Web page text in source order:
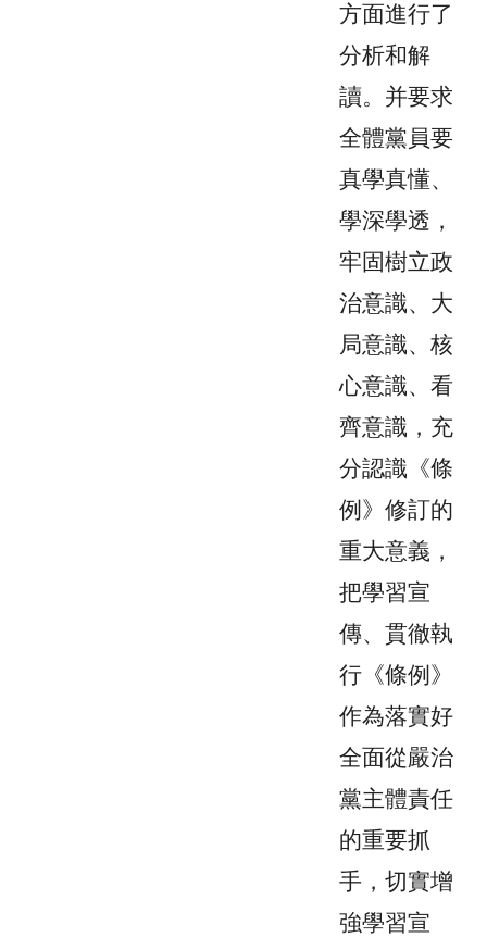
方面進行了
分析和解
讀。 并要求
全體黨員要
真學真懂、
學深學透，
牢固樹立政
治意識、大
局意識、核
心意識、看
齊意識，充
分認識《條
例》修訂的
重大意義，
把學習宣
傳、貫徹執
行《條例》
作為落實好
全面從嚴治
黨主體責任
的重要抓
手，切實增
強學習宣